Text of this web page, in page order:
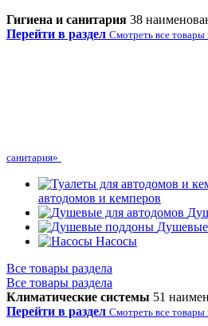
Гигиена и санитария 38
Перейти в раздел Смотреть все товары
санитария»
автодомов и кемперов
Насосы
Все товары раздела
Все товары раздела
Климатические системы 51
Перейти в раздел Смотреть все товары